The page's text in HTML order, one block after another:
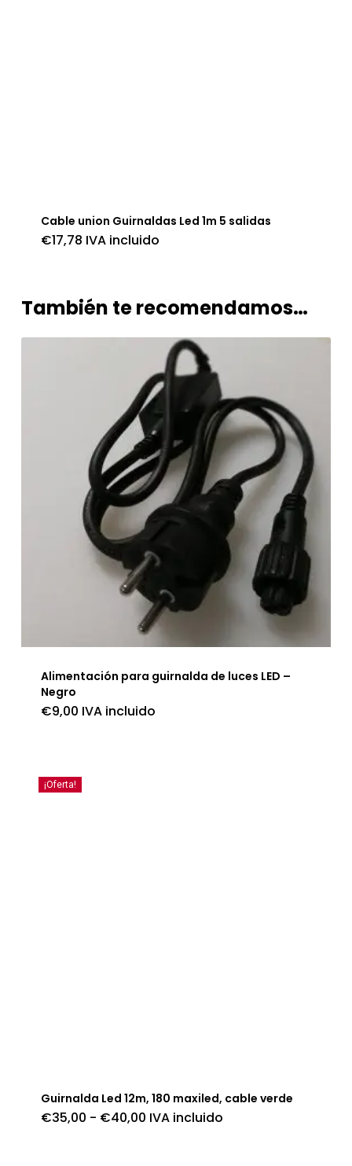
Cable union Guirnaldas Led 1m 5 salidas
€17,78 IVA incluido
También te recomendamos…
Alimentación para guirnalda de luces LED –
Negro
€9,00 IVA incluido
¡Oferta!
Guirnalda Led 12m, 180 maxiled, cable verde
€35,00 - €40,00Rango
IVA incluido